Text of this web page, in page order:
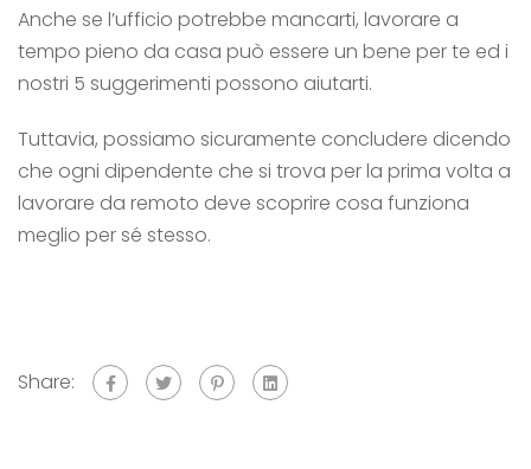
Anche se l’ufficio potrebbe mancarti, lavorare a
tempo pieno da casa può essere un bene per te ed i
nostri 5 suggerimenti possono aiutarti.
Tuttavia, possiamo sicuramente concludere dicendo
che ogni dipendente che si trova per la prima volta a
lavorare da remoto deve scoprire cosa funziona
meglio per sé stesso.
Share: